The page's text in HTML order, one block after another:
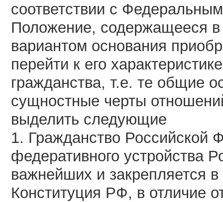
соответствии с
Положение, содержащееся
вариантом основания
перейти к его
гражданства, т.е. те общие
сущностные черты
выделить следующие
1. Гражданство Российской
федеративного устройства
важнейших и закрепляется
Конституция РФ, в отличие